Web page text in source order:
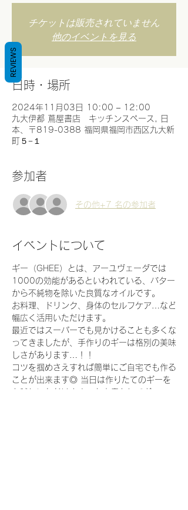
チケットは販売されていません
他のイベントを見る
日時・場所
2024年11月03日 10:00 – 12:00
九大伊都 蔦屋書店 キッチンスペース, 日
本、〒819-0388 福岡県福岡市西区九大新
町５−１
参加者
その他+7 名の参加者
イベントについて
ギー（GHEE）とは、アーユヴェーダでは
1000の効能があるといわれている、バター
から不純物を除いた良質なオイルです。
お料理、ドリンク、身体のセルフケア…など
幅広く活用いただけます。
最近ではスーパーでも見かけることも多くな
ってきましたが、手作りのギーは格別の美味
しさがあります…！！
コツを掴めさえすれば簡単にご自宅でも作る
ことが出来ます◎ 当日は作りたてのギーを
REVIEWS